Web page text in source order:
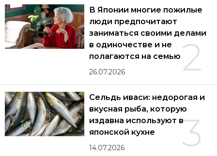
2
В Японии многие пожилые
люди предпочитают
заниматься своими делами
в одиночестве и не
полагаются на семью
26.07.2026
3
Сельдь иваси: недорогая и
вкусная рыба, которую
издавна используют в
японской кухне
14.07.2026